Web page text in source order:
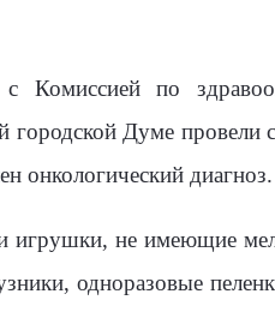
с Комиссией по
городской Думе
онкологический диагноз.
игрушки, не имеющие
одноразовые